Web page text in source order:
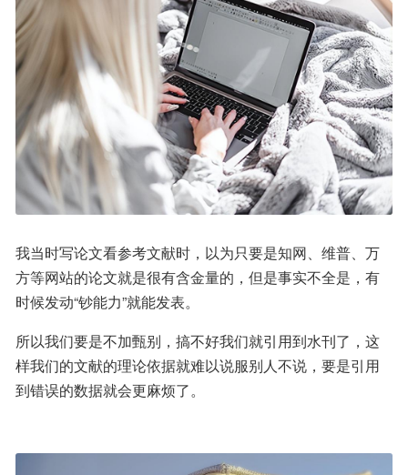
我当时写论文看参考文献时，以为只要是知网、维普、万
方等网站的论文就是很有含金量的，但是事实不全是，有
时候发动“钞能力”就能发表。
所以我们要是不加甄别，搞不好我们就引用到水刊了，这
样我们的文献的理论依据就难以说服别人不说，要是引用
到错误的数据就会更麻烦了。